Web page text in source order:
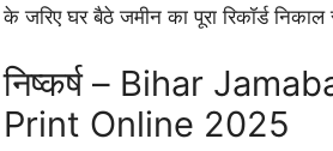
के जरिए घर बैठे जमीन का पूरा रिकॉर्ड
निष्कर्ष – Bihar
Print Online 2025